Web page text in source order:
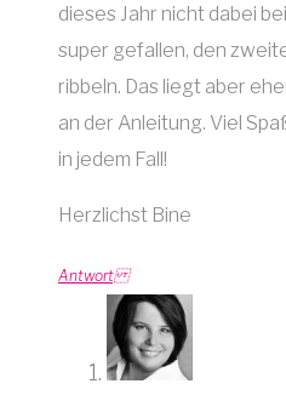
dieses Jahr nicht dabei
super gefallen, den
ribbeln. Das liegt aber
an der Anleitung. Viel
in jedem Fall!
Herzlichst Bine
Antwort